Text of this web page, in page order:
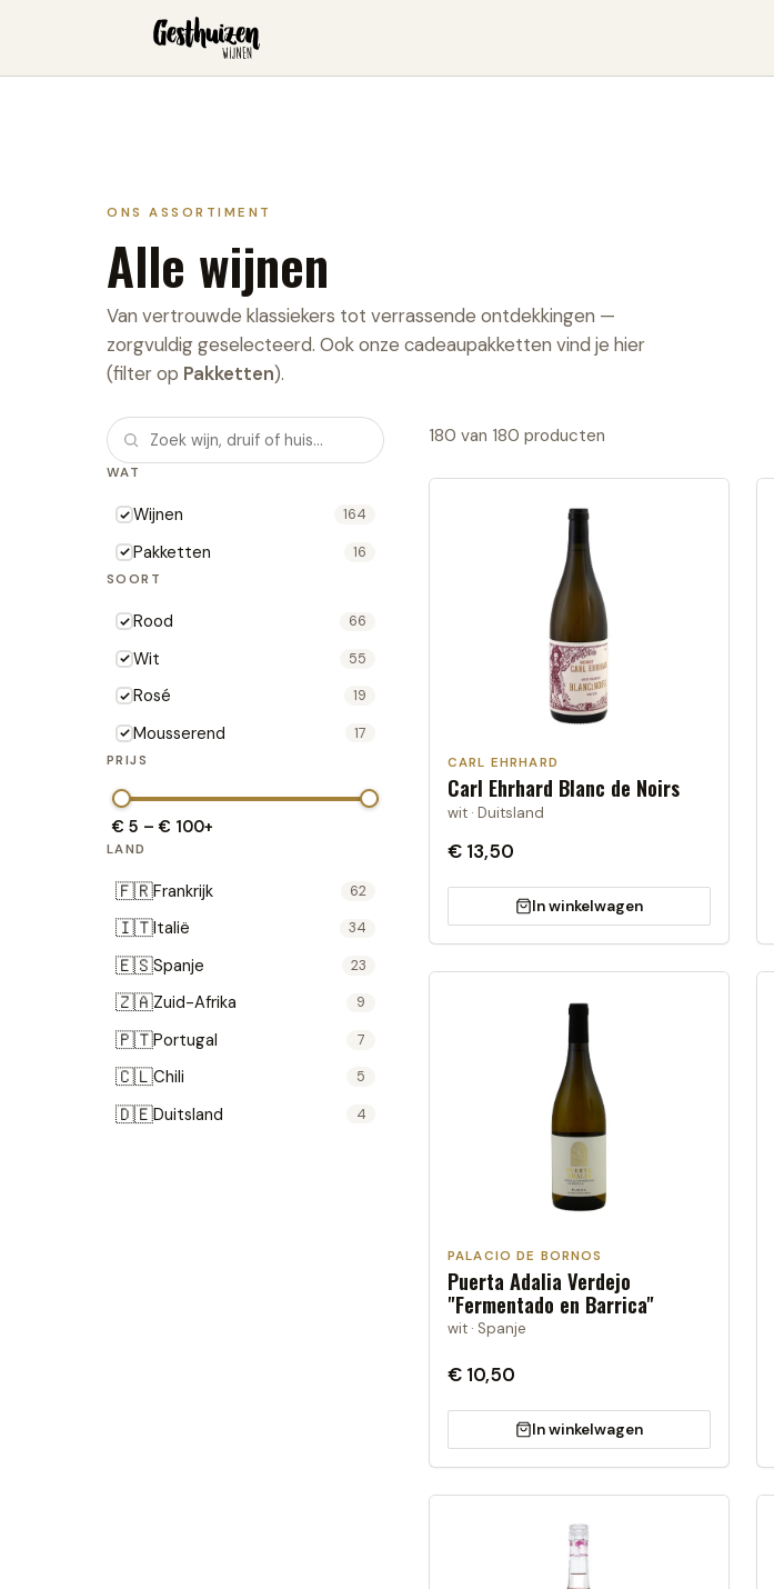
ONS ASSORTIMENT
Alle wijnen
Van vertrouwde klassiekers tot verrassende ontdekkingen —
zorgvuldig geselecteerd. Ook onze cadeaupakketten vind je hier
(filter op Pakketten).
WAT
Wijnen 164
Pakketten 16
SOORT
Rood 66
Wit 55
Rosé 19
Mousserend 17
PRIJS
€ 5 –€ 100+
LAND
🇫🇷Frankrijk 62
🇮🇹Italië 34
🇪🇸Spanje 23
🇿🇦Zuid-Afrika 9
🇵🇹Portugal 7
🇨🇱Chili 5
🇩🇪Duitsland 4
180 van 180 producten
CARL EHRHARD
Carl Ehrhard Blanc de Noirs
wit · Duitsland
€ 13,50
In winkelwagen
PALACIO DE BORNOS
Puerta Adalia Verdejo
"Fermentado en Barrica"
wit · Spanje
€ 10,50
In winkelwagen